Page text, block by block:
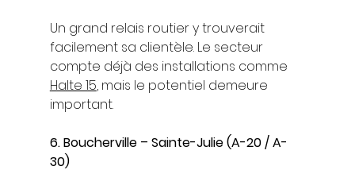
Un grand relais routier y trouverait
facilement sa clientèle. Le secteur
compte déjà des installations comme
Halte 15, mais le potentiel demeure
important.
6. Boucherville – Sainte-Julie (A-20 / A-
30)